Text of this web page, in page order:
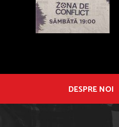
DESPRE NOI